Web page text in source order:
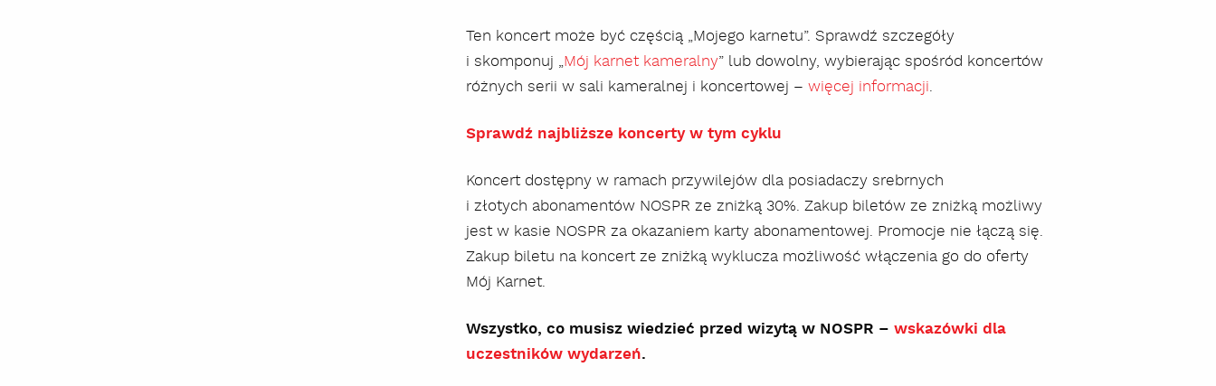
Ten koncert może być częścią „Mojego karnetu”. Sprawdź szczegóły
i skomponuj „Mój karnet kameralny” lub dowolny, wybierając spośród koncertów
różnych serii w sali kameralnej i koncertowej –więcej informacji.
Sprawdź najbliższe koncerty w tym cyklu
Koncert dostępny w ramach przywilejów dla posiadaczy srebrnych
i złotych abonamentów NOSPR ze zniżką 30%. Zakup biletów ze zniżką możliwy
jest w kasie NOSPR za okazaniem karty abonamentowej. Promocje nie łączą się.
Zakup biletu na koncert ze zniżką wyklucza możliwość włączenia go do oferty
Mój Karnet.
Wszystko, co musisz wiedzieć przed wizytą w NOSPR –wskazówki dla
uczestników wydarzeń.